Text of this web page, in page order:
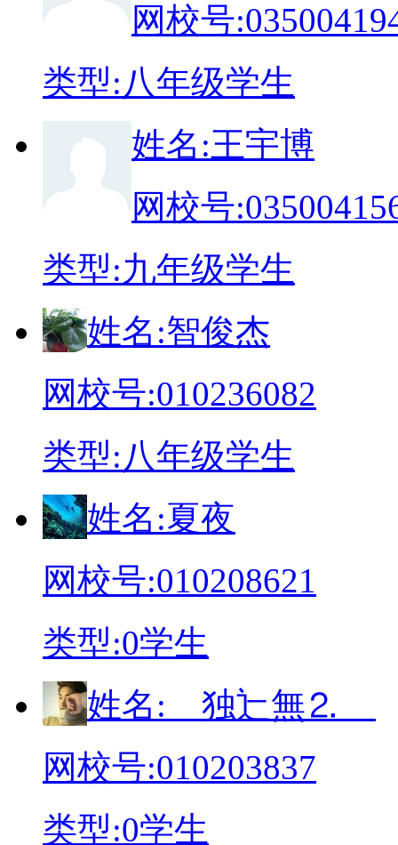
网校号:
类型:八年级学生
姓名:王宇博
网校号:
类型:九年级学生
姓名:智俊杰
网校号:010236082
类型:八年级学生
姓名:夏夜
网校号:010208621
类型:0学生
姓名: ゞ独辷無⒉ゞ
网校号:010203837
类型:0学生